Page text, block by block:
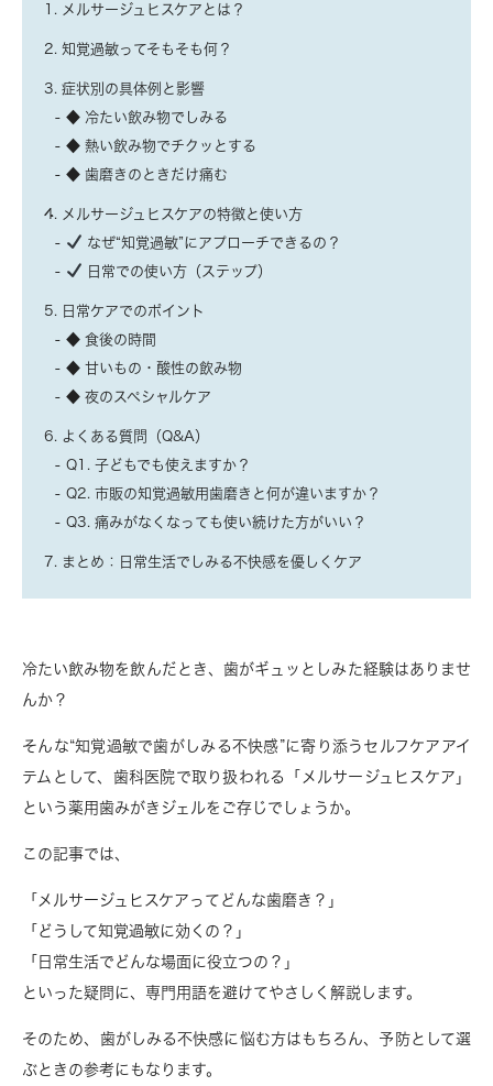
1. メルサージュヒスケアとは？
2. 知覚過敏ってそもそも何？
3. 症状別の具体例と影響
◆ 冷たい飲み物でしみる
◆ 熱い飲み物でチクッとする
◆ 歯磨きのときだけ痛む
4. メルサージュヒスケアの特徴と使い方
なぜ“知覚過敏”にアプローチできるの？
日常での使い方（ステップ）
5. 日常ケアでのポイント
◆ 食後の時間
◆ 甘いもの・酸性の飲み物
◆ 夜のスペシャルケア
6. よくある質問（Q&A）
Q1. 子どもでも使えますか？
Q2. 市販の知覚過敏用歯磨きと何が違いますか？
Q3. 痛みがなくなっても使い続けた方がいい？
7. まとめ：日常生活でしみる不快感を優しくケア
冷たい飲み物を飲んだとき、歯がギュッとしみた経験はありませ
んか？
そんな“知覚過敏で歯がしみる不快感”に寄り添うセルフケアアイ
テムとして、歯科医院で取り扱われる「メルサージュヒスケア」
という薬用歯みがきジェルをご存じでしょうか。
この記事では、
「メルサージュヒスケアってどんな歯磨き？」
「どうして知覚過敏に効くの？」
「日常生活でどんな場面に役立つの？」
といった疑問に、専門用語を避けてやさしく解説します。
そのため、歯がしみる不快感に悩む方はもちろん、予防として選
ぶときの参考にもなります。